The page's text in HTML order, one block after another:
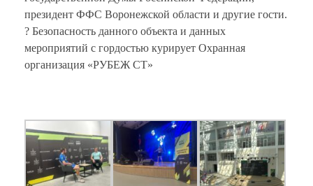
президент ФФС Воронежской области и другие гости.
? Безопасность данного объекта и данных
мероприятий с гордостью курирует Охранная
организация «РУБЕЖ СТ»